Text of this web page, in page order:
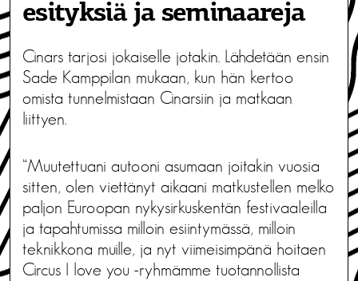
esityksiä ja seminaareja
Cinars tarjosi jokaiselle jotakin. Lähdetään ensin
Sade Kamppilan mukaan, kun hän kertoo
omista tunnelmistaan Cinarsiin ja matkaan
liittyen.
“Muutettuani autooni asumaan joitakin vuosia
sitten, olen viettänyt aikaani matkustellen melko
paljon Euroopan nykysirkuskentän festivaaleilla
ja tapahtumissa milloin esiintymässä, milloin
teknikkona muille, ja nyt viimeisimpänä hoitaen
Circus I love you -ryhmämme tuotannollista